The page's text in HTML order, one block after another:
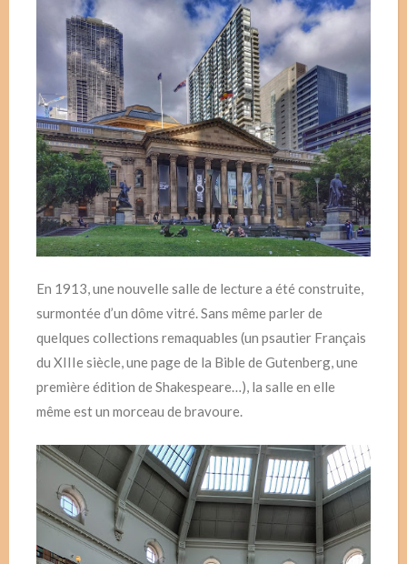
En 1913, une nouvelle salle de lecture a été construite,
surmontée d’un dôme vitré. Sans même parler de
quelques collections remaquables (un psautier Français
du XIIIe siècle, une page de la Bible de Gutenberg, une
première édition de Shakespeare…), la salle en elle
même est un morceau de bravoure.